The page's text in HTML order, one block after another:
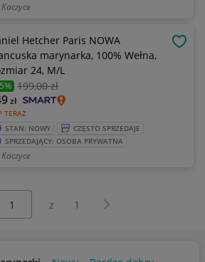
Kaczyce
Hetcher Paris NOWA
marynarka, 100% Wełna,
24, M/L
199,00 zł
TERAZ
zł
STAN: NOWY
CZĘSTO SPRZEDAJE
SPRZEDAJĄCY: OSOBA PRYWATNA
Kaczyce
z 1 Następna strona